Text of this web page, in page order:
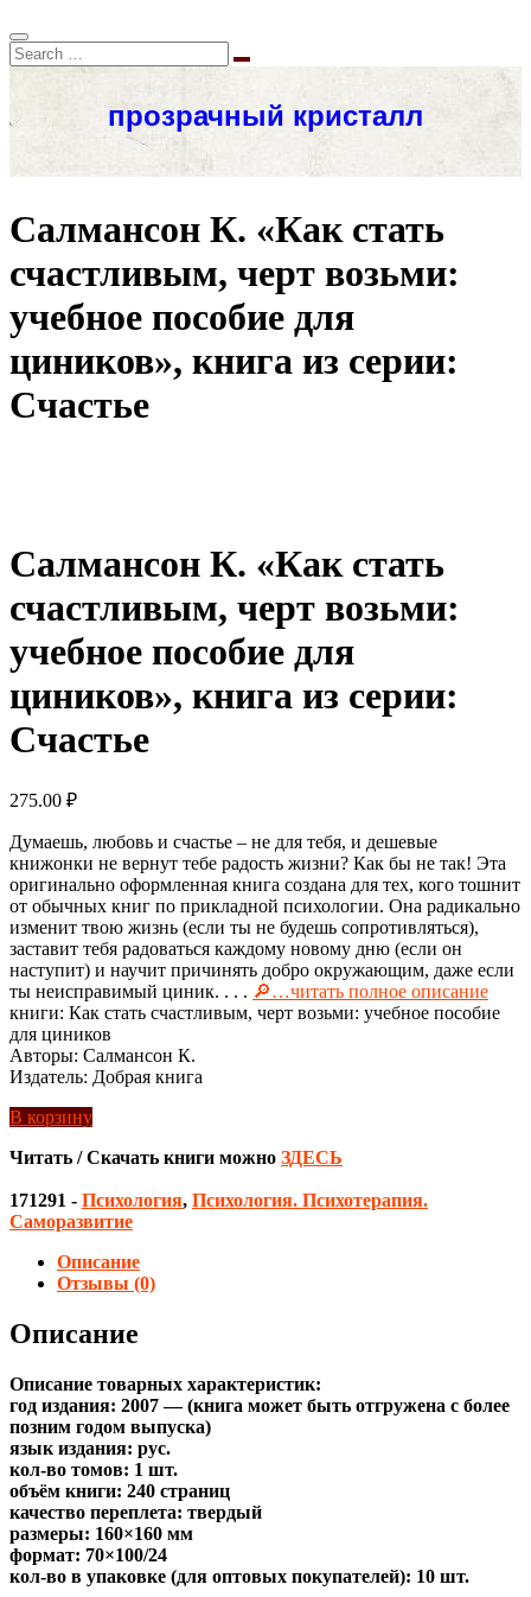
Салмансон К. «Как стать
счастливым, черт возьми:
учебное пособие для
циников», книга из серии:
Счастье
Салмансон К. «Как стать
счастливым, черт возьми:
учебное пособие для
циников», книга из серии:
Счастье
275.00 ₽
Думаешь, любовь и счастье – не для тебя, и дешевые
книжонки не вернут тебе радость жизни? Как бы не так! Эта
оригинально оформленная книга создана для тех, кого тошнит
от обычных книг по прикладной психологии. Она радикально
изменит твою жизнь (если ты не будешь сопротивляться),
заставит тебя радоваться каждому новому дню (если он
наступит) и научит причинять добро окружающим, даже если
ты неисправимый циник. . . . 🔎…читать полное описание
книги: Как стать счастливым, черт возьми: учебное пособие
для циников
Авторы: Салмансон К.
Издатель: Добрая книга
В корзину
Читать / Скачать книги можно ЗДЕСЬ
171291 - Психология, Психология. Психотерапия.
Саморазвитие
Описание
Отзывы (0)
Описание
Описание товарных характеристик:
год издания: 2007 — (книга может быть отгружена c более
позним годом выпуска)
язык издания: рус.
кол-во томов: 1 шт.
объём книги: 240 страниц
качество переплета: твердый
размеры: 160×160 мм
формат: 70×100/24
кол-во в упаковке (для оптовых покупателей): 10 шт.